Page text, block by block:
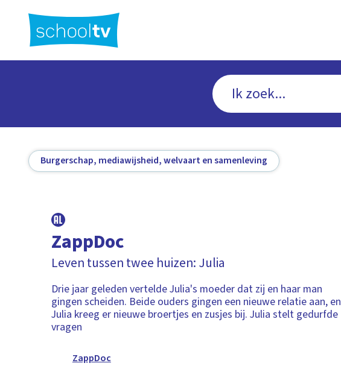
hoofdinhoud
Burgerschap, mediawijsheid, welvaart en samenleving
ZappDoc
Leven tussen twee huizen: Julia
Drie jaar geleden vertelde Julia's moeder dat zij en haar man
gingen scheiden. Beide ouders gingen een nieuwe relatie aan, en
Julia kreeg er nieuwe broertjes en zusjes bij. Julia stelt gedurfde
vragen
ZappDoc